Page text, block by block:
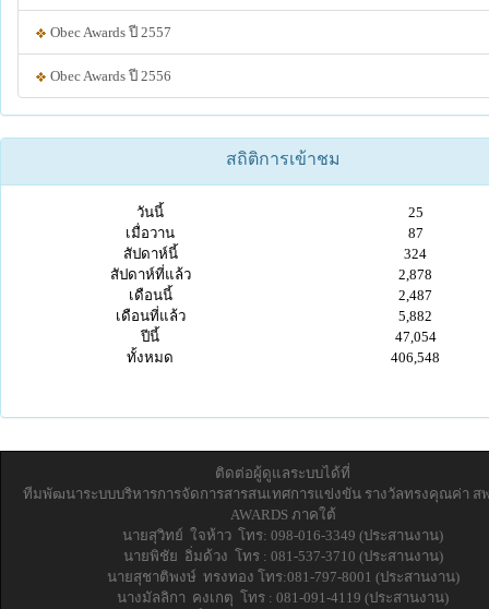
Obec Awards ปี 2557
Obec Awards ปี 2556
สถิติการเข้าชม
วันนี้
25
เมื่อวาน
87
สัปดาห์นี้
324
สัปดาห์ที่แล้ว
2,878
เดือนนี้
2,487
เดือนที่แล้ว
5,882
ปีนี้
47,054
ทั้งหมด
406,548
ติดต่อผู้ดูแลระบบได้ที่
ทีมพัฒนาระบบบริหารการจัดการสารสนเทศการแข่งขัน รางวัลทรงคุณค่า สพ
AWARDS ภาคใต้
นายสุวิทย์ ใจห้าว โทร: 098-016-3349 (ประสานงาน)
นายพิชัย อิ่มด้วง โทร : 081-537-3710 (ประสานงาน)
นายสุชาติพงษ์ ทรงทอง โทร:081-797-8001 (ประสานงาน)
นางมัลลิกา คงเกตุ โทร : 081-091-4119 (ประสานงาน)